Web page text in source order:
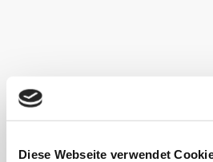
Diese Webseite verwendet